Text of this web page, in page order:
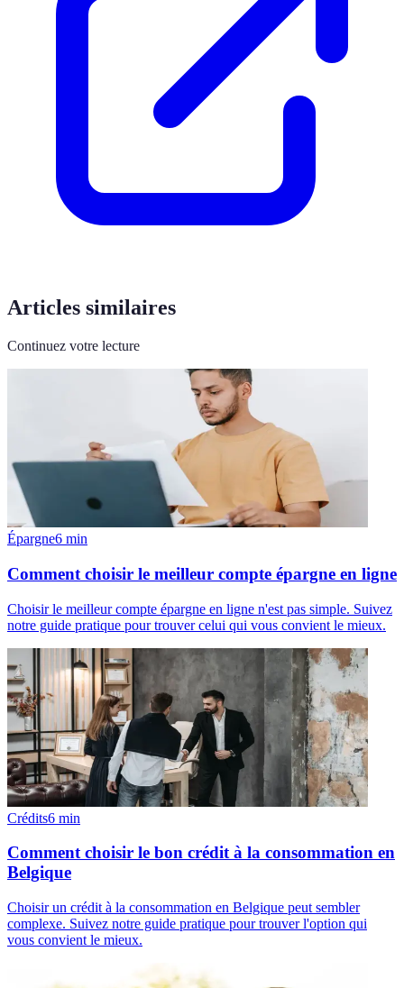
Articles similaires
Continuez votre lecture
Épargne6 min
Comment choisir le meilleur compte épargne en ligne
Choisir le meilleur compte épargne en ligne n'est pas simple. Suivez
notre guide pratique pour trouver celui qui vous convient le mieux.
Crédits6 min
Comment choisir le bon crédit à la consommation en
Belgique
Choisir un crédit à la consommation en Belgique peut sembler
complexe. Suivez notre guide pratique pour trouver l'option qui
vous convient le mieux.